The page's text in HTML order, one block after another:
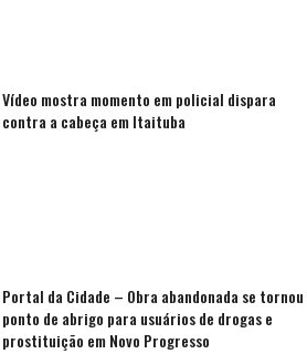
Vídeo mostra momento em policial dispara
contra a cabeça em Itaituba
Portal da Cidade – Obra abandonada se tornou
ponto de abrigo para usuários de drogas e
prostituição em Novo Progresso